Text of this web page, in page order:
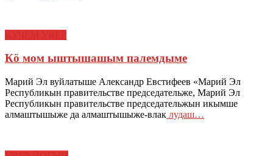
Кӧ мом ыштышашым палемдыме
Марий Эл вуйлатыше Александр Евстифеев «Марий Эл
Республикын правительстве председательже, Марий Эл
Республикын правительстве председательжын икымше
алмаштышыже да алмаштышыже-влак лудаш…